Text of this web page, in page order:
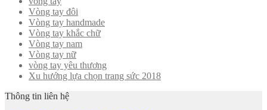
Vòng tay đôi
Vòng tay handmade
Vòng tay khắc chữ
Vòng tay nam
Vòng tay nữ
vòng tay yêu thương
Xu hướng lựa chọn trang sức 2018
Thông tin liên hệ